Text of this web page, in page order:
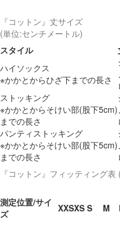
『コットン』丈サイズ
(単位:センチメートル)
スタイル
ハイソックス
※かかとからひざ下までの長さ
ストッキング
※かかとからそけい部(股下5cm)
までの長さ
パンティストッキング
※かかとからそけい部(股下5cm)
までの長さ
『コットン』フィッティング表
測定位置/サイ
ズ
XXSXS S M